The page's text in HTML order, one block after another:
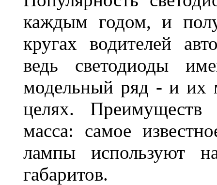
каждым годом, и
кругах водителей
ведь светодиоды
модельный ряд - и их
целях.
масса: самое
лампы используют
габаритов.